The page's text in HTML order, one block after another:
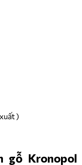
)
gỗ Kronopol